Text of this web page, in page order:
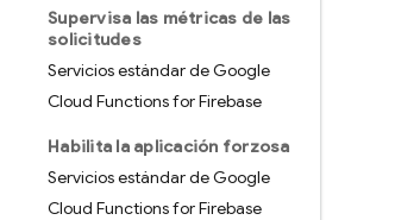
Supervisa las métricas de las
solicitudes
Servicios estándar de Google
Cloud Functions for Firebase
Habilita la aplicación forzosa
Servicios estándar de Google
Cloud Functions for Firebase